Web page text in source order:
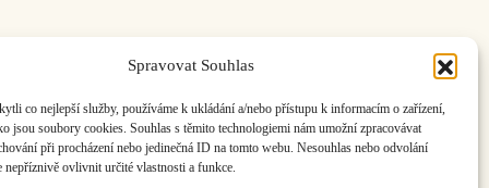
Spravovat Souhlas
co nejlepší služby, používáme k ukládání a/nebo přístupu k informacím o zařízení,
jsou soubory cookies. Souhlas s těmito technologiemi nám umožní zpracovávat
při procházení nebo jedinečná ID na tomto webu. Nesouhlas nebo odvolání
nepříznivě ovlivnit určité vlastnosti a funkce.